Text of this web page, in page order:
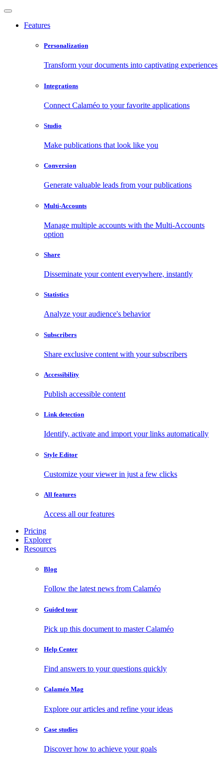
Features
Personalization
Transform your documents into captivating experiences
Integrations
Connect Calaméo to your favorite applications
Studio
Make publications that look like you
Conversion
Generate valuable leads from your publications
Multi-Accounts
Manage multiple accounts with the Multi-Accounts
option
Share
Disseminate your content everywhere, instantly
Statistics
Analyze your audience's behavior
Subscribers
Share exclusive content with your subscribers
Accessibility
Publish accessible content
Link detection
Identify, activate and import your links automatically
Style Editor
Customize your viewer in just a few clicks
All features
Access all our features
Pricing
Explorer
Resources
Blog
Follow the latest news from Calaméo
Guided tour
Pick up this document to master Calaméo
Help Center
Find answers to your questions quickly
Calaméo Mag
Explore our articles and refine your ideas
Case studies
Discover how to achieve your goals